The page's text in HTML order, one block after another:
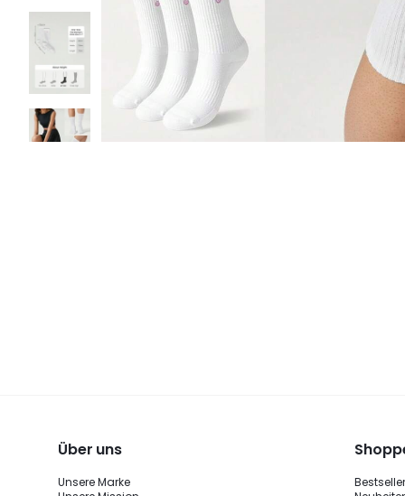
Über uns
Unsere Marke
Bestseller